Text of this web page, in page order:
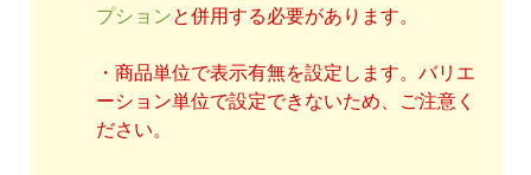
プションと併用する必要があります。
・商品単位で表示有無を設定します。バリエ
ーション単位で設定できないため、ご注意く
ださい。